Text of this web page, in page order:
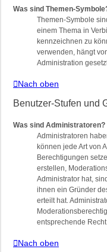
Was sind Themen-
Themen-Symbole
einem Thema in
kennzeichnen zu
verwenden, hängt
Administration
Nach oben
Benutzer-Stufen und
Was sind Administratoren?
Administratoren
können jede Art von
Berechtigungen
erstellen,
Administrator hat,
ihnen ein Gründer
erteilt hat.
entsprechende
Nach oben